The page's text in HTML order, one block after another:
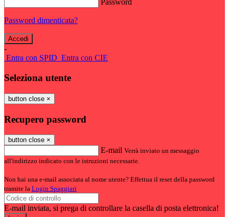
Password
Password dimenticata?
-
Entra con SPID Entra con CIE
Seleziona utente
button close ×
Recupero password
button close ×
E-mail Verrà inviato un messaggio
all'indirizzo indicato con le istruzioni necessarie.
Non hai una e-mail associata al nome utente? Effettua il reset della password
tramite la Login Spaggiari
E-mail inviata, si prega di controllare la casella di posta elettronica!